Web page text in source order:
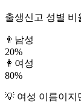
출생신고 성별 비
👨 남성
20%
👩 여성
80%
💡 여성 이름이지